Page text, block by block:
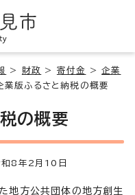
> 財政 > 寄付金 >企業
業版ふるさと納税の概要
の概要
8年2月10日
地方公共団体の地方創生